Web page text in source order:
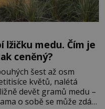
lžičku medu. Čím je
ceněný?
šest až osm
květů, nalétá
devět gramů medu –
o sobě se může zdát